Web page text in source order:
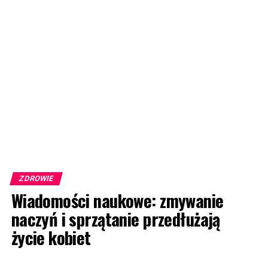
ZDROWIE
Wiadomości naukowe: zmywanie
naczyń i sprzątanie przedłużają
życie kobiet